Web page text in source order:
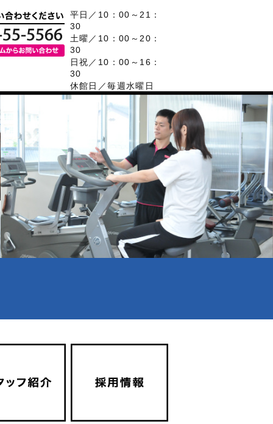
平日／10：00～21：
30
土曜／10：00～20：
30
日祝／10：00～16：
30
休館日／毎週水曜日